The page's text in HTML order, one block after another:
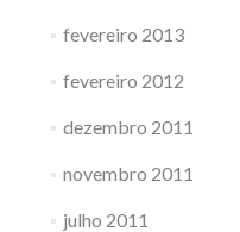
fevereiro 2013
fevereiro 2012
dezembro 2011
novembro 2011
julho 2011